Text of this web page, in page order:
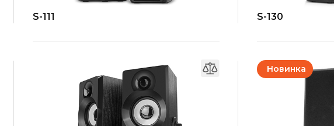
S-111 S-130
Новинка